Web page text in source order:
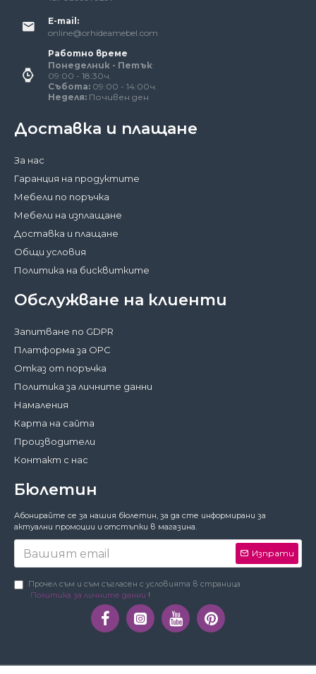
За да работи този сайт както трябва,
понякога запазваме на вашето устройство
малки файлове с данни, наричани
данни! Подробности
Предпочитания Приемам
E-mail:
online@orhideamebel.com
Работно време
Понеделник - Петък:
09:00 - 18:30ч.
Събота: 09:00 - 14:00ч.
Неделя: Почивен ден
Доставка и плащане
За нас
Гаранция на продуктите
Мебели по поръчка
Мебели на изплащане
Доставка и плащане
Общи условия
Политика на бисквитките
Обслужване на клиенти
Запитване по GDPR
Платформа за ОРС
Отказ от поръчка
Политика за личните данни
Намаления
Карта на сайта
Производители
Контакт с нас
Бюлетин
Абонирайте се за нашия бюлетин, за да сте информирани за
актуални промоции и отстъпки в магазина.
Изпрати
Прочел съм и съм съгласен с условията в страница
Политика за личните данни !